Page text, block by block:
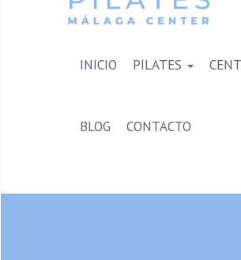
INICIO PILATES
BLOG CONTACTO